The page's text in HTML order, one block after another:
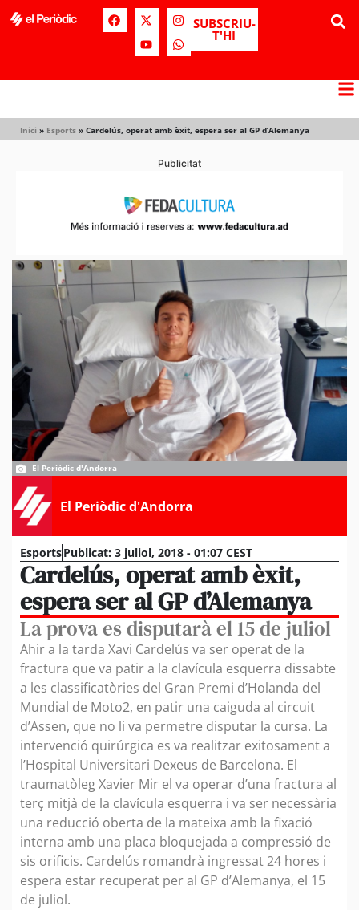
SUBSCRIU-
T'HI
Inici » Esports » Cardelús, operat amb èxit, espera ser al GP d’Alemanya
Publicitat
El Periòdic d'Andorra
El Periòdic d'Andorra
EsportsPublicat: 3 juliol, 2018 - 01:07 CEST
Cardelús, operat amb èxit,
espera ser al GP d’Alemanya
La prova es disputarà el 15 de juliol
Ahir a la tarda Xavi Cardelús va ser operat de la
fractura que va patir a la clavícula esquerra dissabte
a les classificatòries del Gran Premi d’Holanda del
Mundial de Moto2, en patir una caiguda al circuit
d’Assen, que no li va permetre disputar la cursa. La
intervenció quirúrgica es va realitzar exitosament a
l’Hospital Universitari Dexeus de Barcelona. El
traumatòleg Xavier Mir el va operar d’una fractura al
terç mitjà de la clavícula esquerra i va ser necessària
una reducció oberta de la mateixa amb la fixació
interna amb una placa bloquejada a compressió de
sis orificis. Cardelús romandrà ingressat 24 hores i
espera estar recuperat per al GP d’Alemanya, el 15
de juliol.